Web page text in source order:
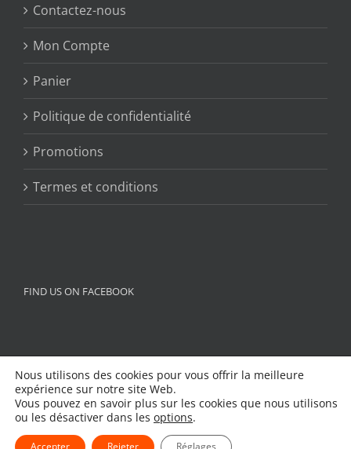
Contactez-nous
Mon Compte
Panier
Politique de confidentialité
Promotions
Termes et conditions
FIND US ON FACEBOOK
Nous utilisons des cookies pour vous offrir la meilleure
expérience sur notre site Web.
Vous pouvez en savoir plus sur les cookies que nous utilisons
ou les désactiver dans les options.
Accepter Rejeter Réglages